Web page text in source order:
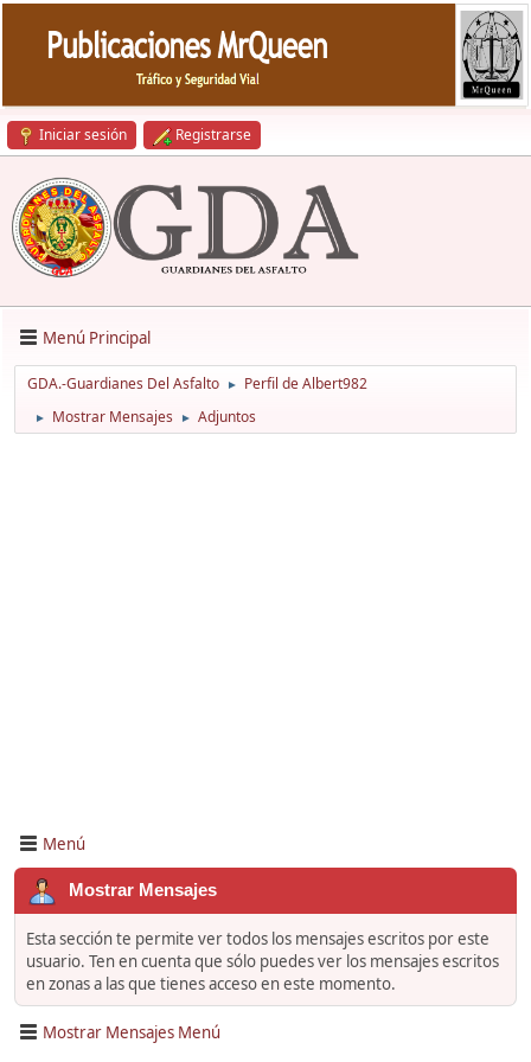
Iniciar sesión Registrarse
Menú Principal
GDA.-Guardianes Del Asfalto ► Perfil de Albert982
► Mostrar Mensajes ► Adjuntos
Menú
Mostrar Mensajes
Esta sección te permite ver todos los mensajes escritos por este
usuario. Ten en cuenta que sólo puedes ver los mensajes escritos
en zonas a las que tienes acceso en este momento.
Mostrar Mensajes Menú